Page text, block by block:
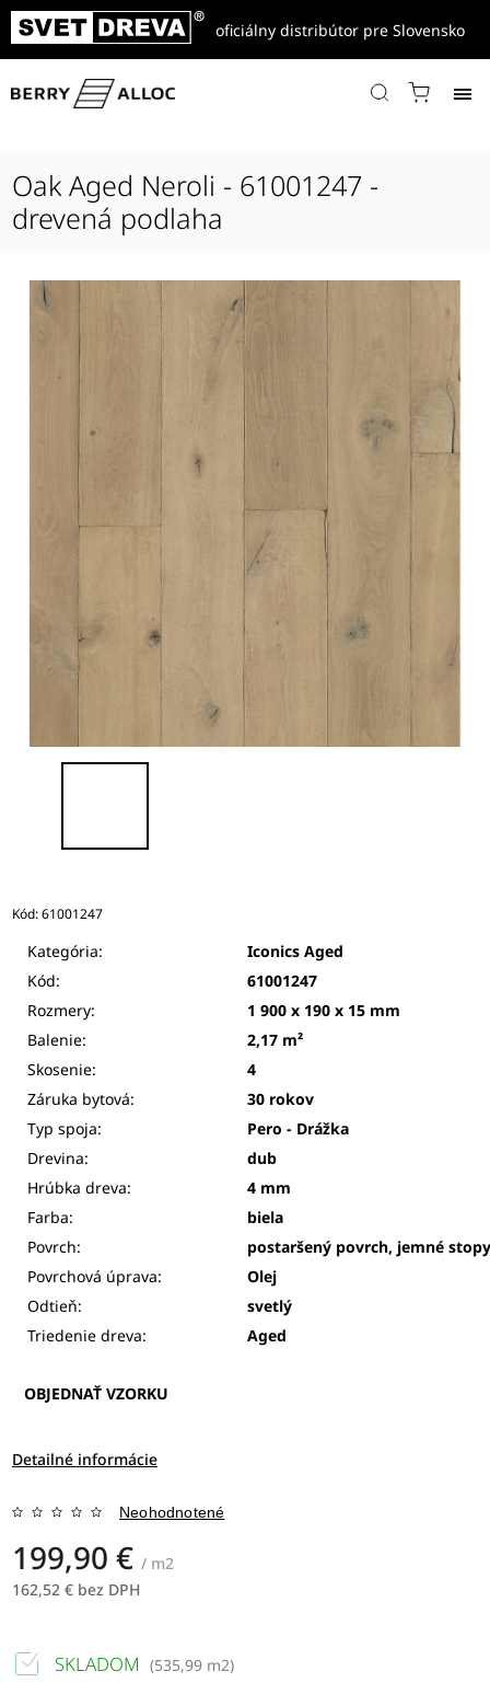
oficiálny distribútor pre Slovensko
Domov / Produkty / Drevené parkety Iconics Aged /
Oak Aged Neroli - 61001247 - drevená podlaha
Oak Aged Neroli - 61001247 -
drevená podlaha
Kód:61001247
Kategória:
Iconics Aged
Kód:
61001247
Rozmery:
1 900 x 190 x 15 mm
Balenie:
2,17 m²
Skosenie:
4
Záruka bytová:
30 rokov
Typ spoja:
Pero - Drážka
Drevina:
dub
Hrúbka dreva:
4 mm
Farba:
biela
Povrch:
postaršený povrch, jemné
Povrchová úprava:
Olej
Odtieň:
svetlý
Triedenie dreva:
Aged
OBJEDNAŤ VZORKU
Detailné informácie
Neohodnotené
199,90 € / m2
162,52 € bez DPH
SKLADOM (535,99 m2)